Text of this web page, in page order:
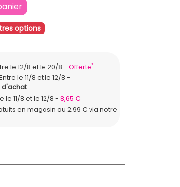
options
le 12/8 et le 20/8 Offerte*
Entre le 11/8 et le 12/8
le 11/8 et le 12/8
8,65 €
en magasin ou 2,99 € via notre